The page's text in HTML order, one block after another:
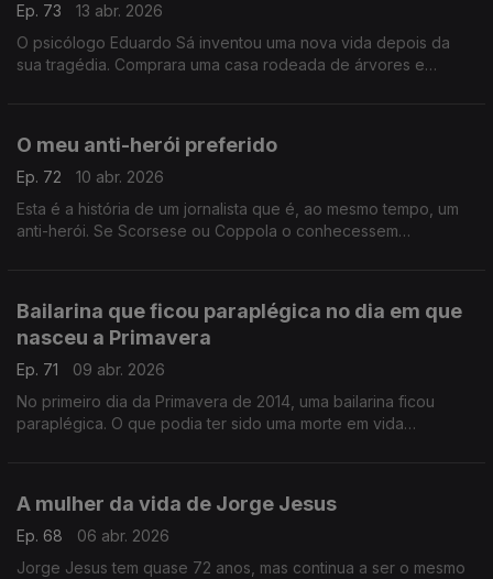
Ep. 73
13 abr. 2026
O psicólogo Eduardo Sá inventou uma nova vida depois da
sua tragédia. Comprara uma casa rodeada de árvores e
O meu anti-herói preferido
Ep. 72
10 abr. 2026
Esta é a história de um jornalista que é, ao mesmo tempo, um
anti-herói. Se Scorsese ou Coppola o conhecessem
Bailarina que ficou paraplégica no dia em que
nasceu a Primavera
Ep. 71
09 abr. 2026
No primeiro dia da Primavera de 2014, uma bailarina ficou
paraplégica. O que podia ter sido uma morte em vida
A mulher da vida de Jorge Jesus
Ep. 68
06 abr. 2026
Jorge Jesus tem quase 72 anos, mas continua a ser o mesmo